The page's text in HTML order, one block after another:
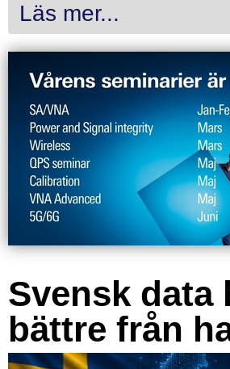
Läs mer...
Svensk data
bättre från